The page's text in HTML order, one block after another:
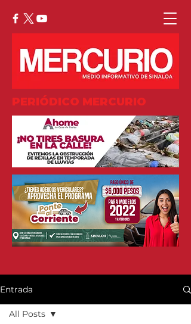
PERIÓDICO MERCURIO
Entrada
All Posts